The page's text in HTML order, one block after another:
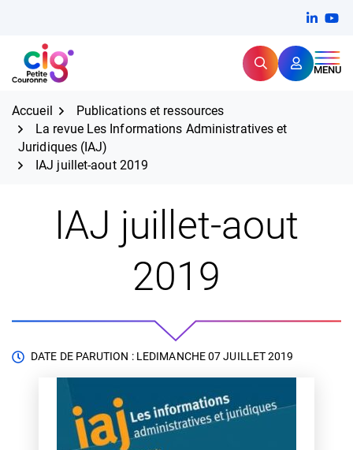
contenu
CIG Petite Couronne RechercherMENU
Expertise et proximité pour
Accueil
Publications et ressources
La revue Les Informations Administratives et
Juridiques (IAJ)
IAJ juillet-aout 2019
IAJ juillet-aout
2019
DATE DE PARUTION : LEDIMANCHE 07 JUILLET 2019